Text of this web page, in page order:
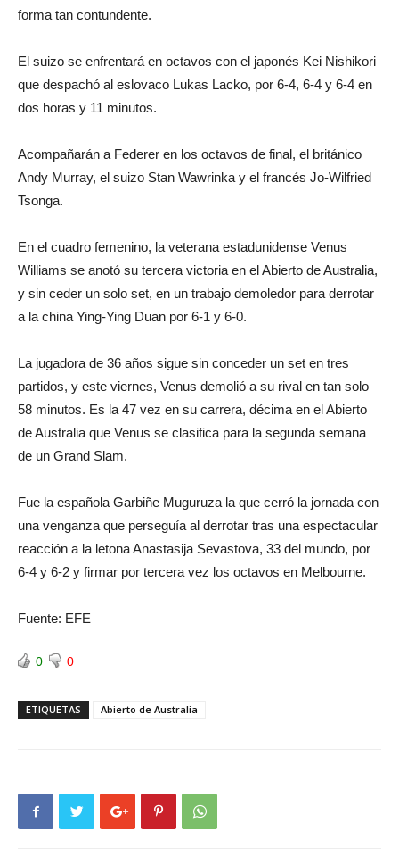
forma tan contundente.
El suizo se enfrentará en octavos con el japonés Kei Nishikori
que despachó al eslovaco Lukas Lacko, por 6-4, 6-4 y 6-4 en
dos horas y 11 minutos.
Acompañarán a Federer en los octavos de final, el británico
Andy Murray, el suizo Stan Wawrinka y el francés Jo-Wilfried
Tsonga.
En el cuadro femenino, la veterana estadunidense Venus
Williams se anotó su tercera victoria en el Abierto de Australia,
y sin ceder un solo set, en un trabajo demoledor para derrotar
a la china Ying-Ying Duan por 6-1 y 6-0.
La jugadora de 36 años sigue sin conceder un set en tres
partidos, y este viernes, Venus demolió a su rival en tan solo
58 minutos. Es la 47 vez en su carrera, décima en el Abierto
de Australia que Venus se clasifica para la segunda semana
de un Grand Slam.
Fue la española Garbiñe Muguruza la que cerró la jornada con
una venganza que perseguía al derrotar tras una espectacular
reacción a la letona Anastasija Sevastova, 33 del mundo, por
6-4 y 6-2 y firmar por tercera vez los octavos en Melbourne.
Fuente: EFE
0 0
ETIQUETAS Abierto de Australia